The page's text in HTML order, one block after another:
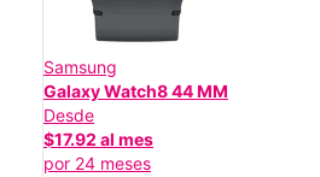
Samsung
Galaxy Watch8 44 MM
Desde
$17.92 al mes
por 24 meses